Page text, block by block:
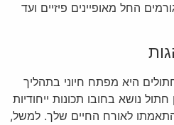
החל מאופיינים פיזיים ועד
היא מפתח חיוני בתהליך
נושא בחובו תכונות ייחודיות
לאורח החיים שלך. למשל,